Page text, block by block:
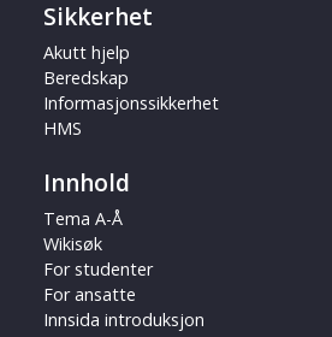
Sikkerhet
Akutt hjelp
Beredskap
Informasjonssikkerhet
HMS
Innhold
Tema A-Å
Wikisøk
For studenter
For ansatte
Innsida introduksjon